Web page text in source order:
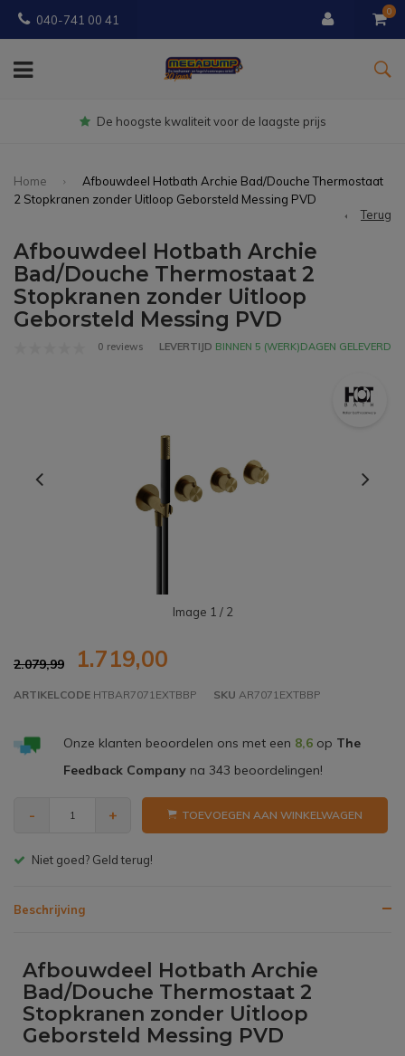
040-741 00 41
0
Gratisbezorgd vanaf € 150
Home
Afbouwdeel Hotbath Archie Bad/Douche Thermostaat
2 Stopkranen zonder Uitloop Geborsteld Messing PVD
Terug
Afbouwdeel Hotbath Archie
Bad/Douche Thermostaat 2
Stopkranen zonder Uitloop
Geborsteld Messing PVD
0 reviews LEVERTIJD BINNEN 5 (WERK)DAGEN GELEVERD
Image 1 / 2
2.079,99 1.719,00
ARTIKELCODE HTBAR7071EXTBBP SKU AR7071EXTBBP
Onze klanten beoordelen ons met een 8,6op The
Feedback Companyna 343 beoordelingen!
- + TOEVOEGEN AAN WINKELWAGEN
Gratis bezorgen v.a. € 150,- (NL)
Beschrijving
Afbouwdeel Hotbath Archie
Bad/Douche Thermostaat 2
Stopkranen zonder Uitloop
Geborsteld Messing PVD